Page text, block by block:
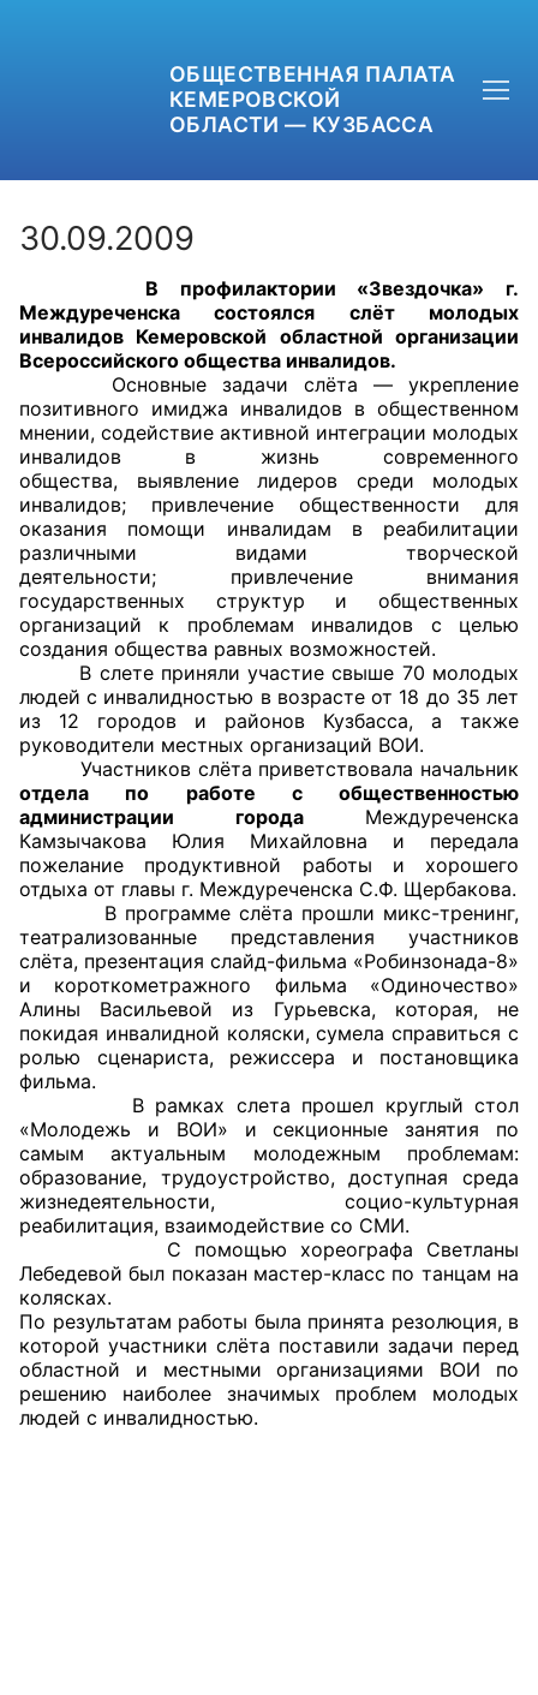
ОБЩЕСТВЕННАЯ ПАЛАТА
КЕМЕРОВСКОЙ
ОБЛАСТИ — КУЗБАССА
+7 (3842) 58-82-40
OPKO42@BK.RU
ОБРАТНАЯ СВЯЗЬ
Главная
Общественные советы
Общественные советы при территориальных
органах федеральных органов
исполнительной власти
Общественные советы по проведению
независимой оценки качества условий
оказания услуг
О Палате
Структура Палаты
Комиссии
Экспертный совет ОП КО
Совет ОП КО
Общественный штаб
Члены ОП КО
Документы ОП КО
Регламент ОП КО
Кодекс этики ОП КО
30.09.2009
В профилактории «Звездочка» г.
Междуреченска состоялся слёт молодых
инвалидов Кемеровской областной организации
Всероссийского общества инвалидов.
Основные задачи слёта — укрепление
позитивного имиджа инвалидов в общественном
мнении, содействие активной интеграции молодых
инвалидов в жизнь современного
общества, выявление лидеров среди молодых
инвалидов; привлечение общественности для
оказания помощи инвалидам в реабилитации
различными видами творческой
деятельности; привлечение внимания
государственных структур и общественных
организаций к проблемам инвалидов с целью
создания общества равных возможностей.
В слете приняли участие свыше 70 молодых
людей с инвалидностью в возрасте от 18 до 35 лет
из 12 городов и районов Кузбасса, а также
руководители местных организаций ВОИ.
Участников слёта приветствовала начальник
отдела по работе с общественностью
администрации городаМеждуреченска
Камзычакова Юлия Михайловна и передала
пожелание продуктивной работы и хорошего
отдыха от главы г. Междуреченска С.Ф. Щербакова.
В программе слёта прошли микс-тренинг,
театрализованные представления участников
слёта, презентация слайд-фильма «Робинзонада-8»
и короткометражного фильма «Одиночество»
Алины Васильевой из Гурьевска, которая, не
покидая инвалидной коляски, сумела справиться с
ролью сценариста, режиссера и постановщика
фильма.
В рамках слета прошел круглый стол
«Молодежь и ВОИ» и секционные занятия по
самым актуальным молодежным проблемам:
образование, трудоустройство, доступная среда
жизнедеятельности, социо-культурная
реабилитация, взаимодействие со СМИ.
С помощью хореографа Светланы
Лебедевой был показан мастер-класс по танцам на
колясках.
По результатам работы была принята резолюция, в
которой участники слёта поставили задачи перед
областной и местными организациями ВОИ по
решению наиболее значимых проблем молодых
людей с инвалидностью.